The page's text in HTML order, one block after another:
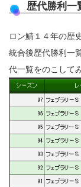
歴代勝利一
ロン鯖１４年の歴
統合後歴代勝利一
代一覧をのこして